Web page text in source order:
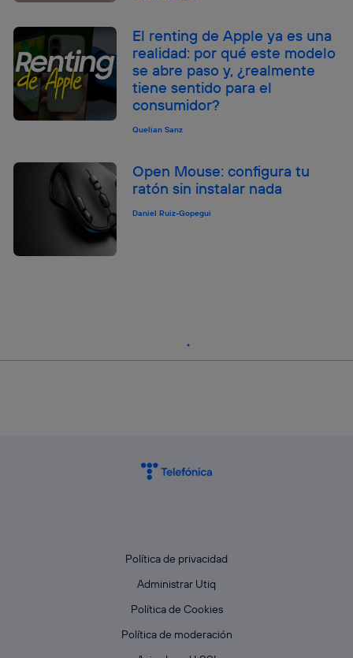
El renting de Apple ya es una
realidad: por qué este modelo
se abre paso y, ¿realmente
tiene sentido para el
consumidor?
Quelian Sanz
Open Mouse: configura tu
ratón sin instalar nada
Daniel Ruiz-Gopegui
Política de privacidad
Administrar Utiq
Política de Cookies
Política de moderación